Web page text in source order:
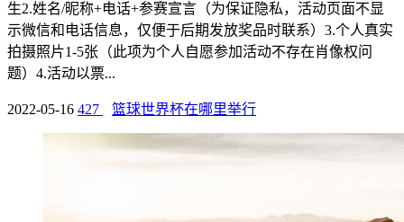
生2.姓名/昵称+电话+参赛宣言（为保证隐私，活动页面不显
示微信和电话信息，仅便于后期发放奖品时联系）3.个人真实
拍摄照片1-5张（此项为个人自愿参加活动不存在肖像权问
题）4.活动以票...
2022-05-16 427 篮球世界杯在哪里举行